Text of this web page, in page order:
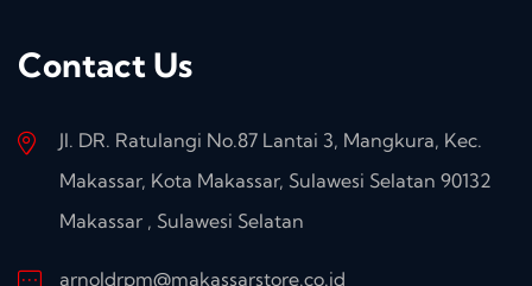
Contact Us
Jl. DR. Ratulangi No.87 Lantai 3, Mangkura, Kec.
Makassar, Kota Makassar, Sulawesi Selatan 90132
Makassar , Sulawesi Selatan
arnoldrpm@makassarstore.co.id